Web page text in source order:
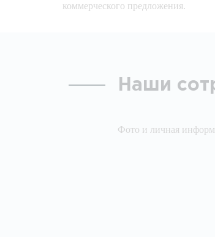
коммерческого предложения.
Наши
Фото и личная